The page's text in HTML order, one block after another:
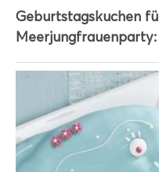
Geburtstagskuchen